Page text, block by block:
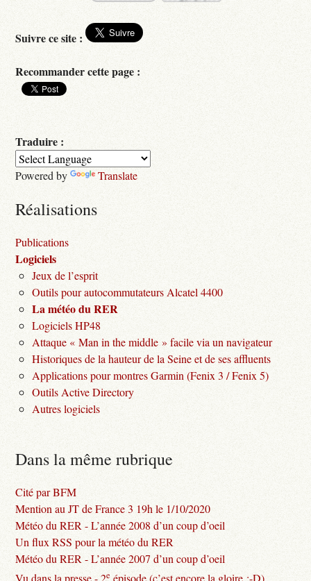
Suivre ce site :
Recommander cette page :
Traduire :
Powered by Translate
Réalisations
Publications
Logiciels
Jeux de l’esprit
Outils pour autocommutateurs Alcatel 4400
La météo du RER
Logiciels HP48
Attaque « Man in the middle » facile via un navigateur
Historiques de la hauteur de la Seine et de ses affluents
Applications pour montres Garmin (Fenix 3 / Fenix 5)
Outils Active Directory
Autres logiciels
Dans la même rubrique
Cité par BFM
Mention au JT de France 3 19h le 1/10/2020
Météo du RER - L’année 2008 d’un coup d’oeil
Un flux RSS pour la météo du RER
Météo du RER - L’année 2007 d’un coup d’oeil
Vu dans la presse - 2e épisode (c’est encore la gloire :-D)